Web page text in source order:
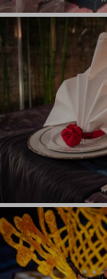
hôtel Banyan
hôtel Banyan
Ostré
hôtel Banyan
hôtel Banyan
Ostré